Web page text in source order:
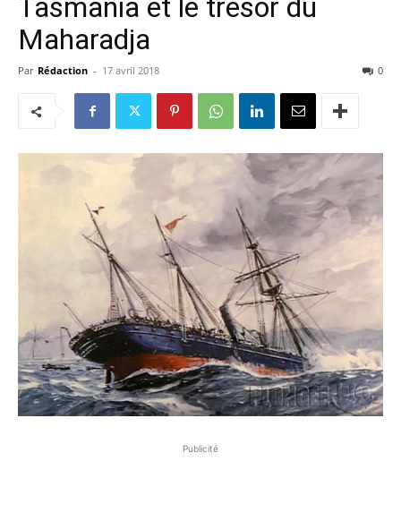
Tasmania et le trésor du
Maharadja
Par Rédaction - 17 avril 2018 0
Publicité